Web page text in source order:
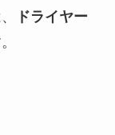
ドライヤー